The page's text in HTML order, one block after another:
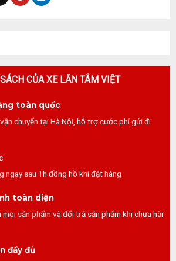
CỦA XE LĂN TÂM VIỆT
toàn quốc
chuyển tại Hà Nội, hỗ trợ cước phí gửi đi
ngay sau 1h đồng hồ khi đặt hàng
toàn diện
mọi sản phẩm và đổi trả sản phẩm khi chưa hài
đầy đủ